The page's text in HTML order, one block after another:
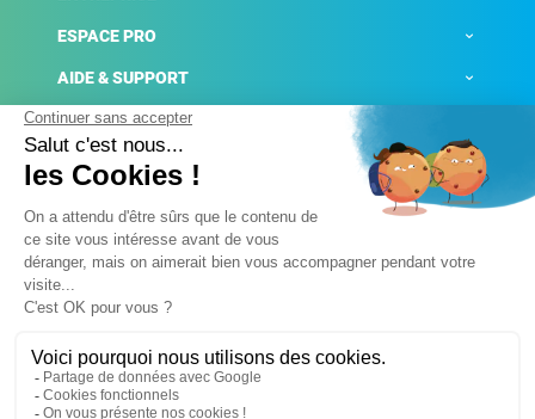
ESPACE PRO
AIDE & SUPPORT
ACTUALITÉS
Mentions légales
Conditions générales de ventes